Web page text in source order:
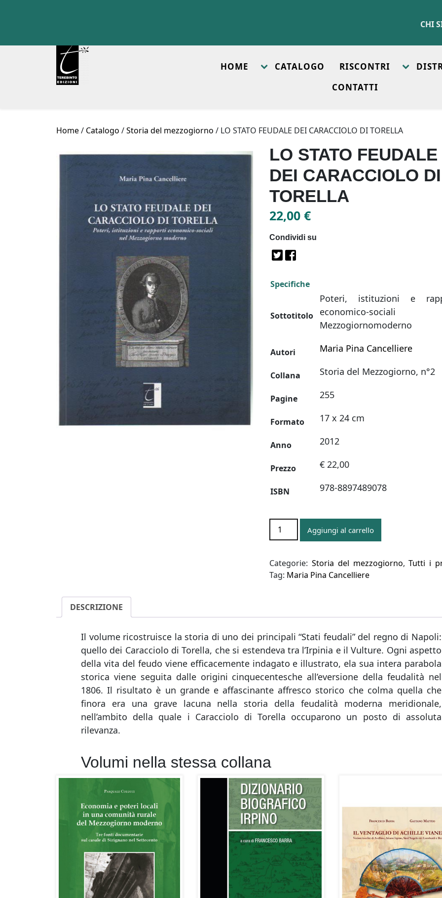
CHI
HOME CATALOGO RISCONTRI
CONTATTI
Home/ Catalogo /Storia del mezzogiorno / LO STATO FEUDALE DEI CARACCIOLO DI TORELLA
LO STATO FEUDALE
DEI CARACCIOLO DI
TORELLA
22,00€
Condividi su
Specifiche
Sottotitolo
Poteri, istituzioni e
economico-sociali
Mezzogiornomoderno
Autori Maria Pina Cancelliere
Collana Storia del Mezzogiorno, n°2
Pagine 255
Formato 17 x 24 cm
Anno 2012
Prezzo € 22,00
ISBN 978-8897489078
LO
STATO
DEI
CARACCIOLO
Aggiungi al carrello
Categorie: Storia del mezzogiorno,Tutti i
Tag: Maria Pina Cancelliere
DESCRIZIONE
Il volume ricostruisce la storia di uno dei principali “Stati feudali” del regno di Napoli:
quello dei Caracciolo di Torella, che si estendeva tra l’Irpinia e il Vulture. Ogni aspetto
della vita del feudo viene efficacemente indagato e illustrato, ela sua intera parabola
storica viene seguita dalle origini cinquecentesche all’eversione della feudalità nel
1806. Il risultato è un grande e affascinante affresco storico che colma quella che
finora era una grave lacuna nella storia della feudalità moderna meridionale,
nell’ambito della quale i Caracciolo di Torella occuparono un posto di assoluta
rilevanza.
Volumi nella stessa collana